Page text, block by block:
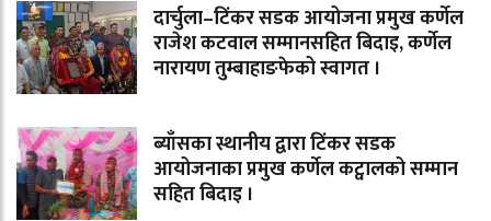
दार्चुला–टिंकर सडक आयोजना प्रमुख कर्णेल
राजेश कटवाल सम्मानसहित बिदाइ, कर्णेल
नारायण तुम्बाहाङफेको स्वागत ।
ब्याँसका स्थानीय द्वारा टिंकर सडक
आयोजनाका प्रमुख कर्णेल कट्वालको सम्मान
सहित बिदाइ ।